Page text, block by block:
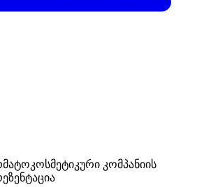
კომპანიის